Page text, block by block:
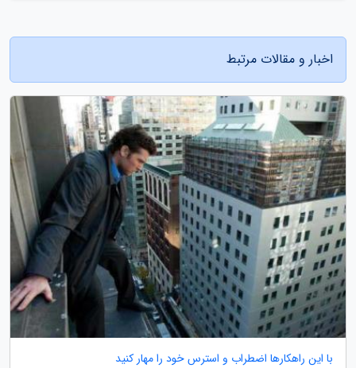
اخبار و مقالات مرتبط
با این راهکارها اضطراب و استرس خود را مهار کنید